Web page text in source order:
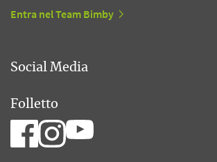
Entra nel Team Bimby
Social Media
Folletto